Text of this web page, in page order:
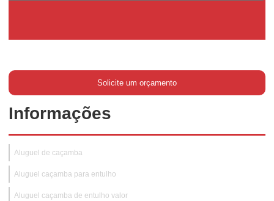
Solicite um orçamento
Informações
Aluguel de caçamba
Aluguel caçamba para entulho
Aluguel caçamba de entulho valor